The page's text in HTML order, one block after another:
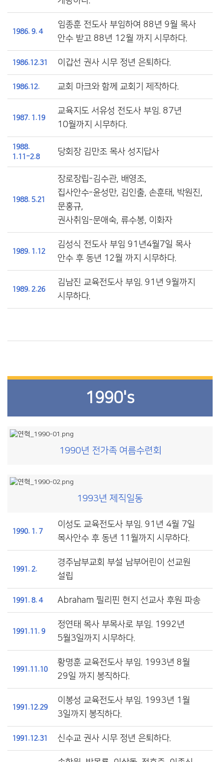
1986. 9. 4
임종훈 전도사 부임하여 88년 9월 목사
안수 받고 88년 12월 까지 시무하다.
1986.12.31 이갑선 권사 시무 정년 은퇴하다.
1986.12. 교회 마크와 함께 교회기 제작하다.
1987. 1.19
교육지도 서유성 전도사 부임. 87년
10월까지 시무하다.
1988.
1.11-2.8
당회장 김만조 목사 성지답사
1988. 5.21
장로장립-김수관, 배영조,
집사안수-윤성만, 김인출, 손훈태, 박원진,
문홍규,
권사취임-문애숙, 류수봉, 이화자
1989. 1.12
김성식 전도사 부임 91년4월7일 목사
안수 후 동년 12월 까지 시무하다.
1989. 2.26
김남진 교육전도사 부임. 91년 9월까지
시무하다.
1990's
1990년 전가족 여름수련회
1993년 제직일동
1990. 1. 7
이성도 교육전도사 부임. 91년 4월 7일
목사안수 후 동년 11월까지 시무하다.
1991. 2.
경주남부교회 부설 남부어린이 선교원
설립
1991. 8. 4 Abraham 필리핀 현지 선교사 후원 파송
1991.11. 9
정연태 목사 부목사로 부임. 1992년
5월3일까지 시무하다.
1991.11.10
황명훈 교육전도사 부임. 1993년 8월
29일 까지 봉직하다.
1991.12.29
이봉성 교육전도사 부임. 1993년 1월
3일까지 봉직하다.
1991.12.31 신수교 권사 시무 정년 은퇴하다.